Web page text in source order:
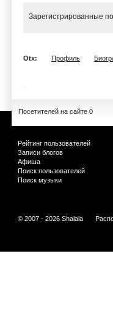
Зарегистрированные
Otx: Профиль
Посетителей на сайте 0
Рейтинг пользователей
Записи блогов
Афиша
Поиск пользователей
Поиск музыки
© 2007 - 2026 Shalala